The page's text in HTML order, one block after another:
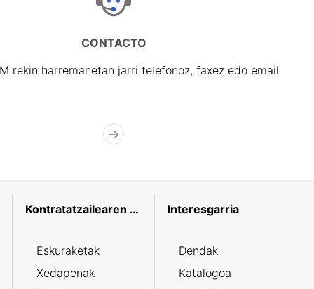
CONTACTO
rekin harremanetan jarri telefonoz, faxez edo email
Kontratatzailearen profila
Eskuraketak
Xedapenak
Interesgarria
Dendak
Katalogoa